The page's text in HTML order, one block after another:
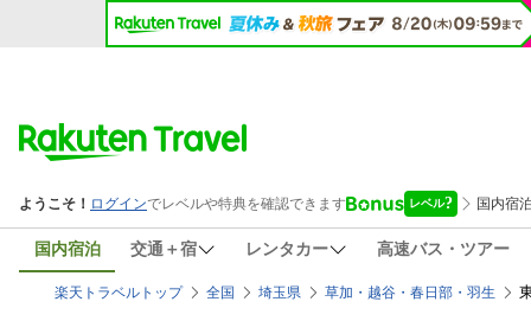
国内宿泊 交通＋宿 レンタカー 高速バス・ツアー
楽天トラベルトップ 全国 埼玉県 草加・越谷・春日部・羽生